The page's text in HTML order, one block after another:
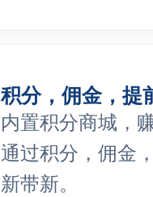
积分，佣金，提
内置积分商城，
通过积分，佣金
新带新。